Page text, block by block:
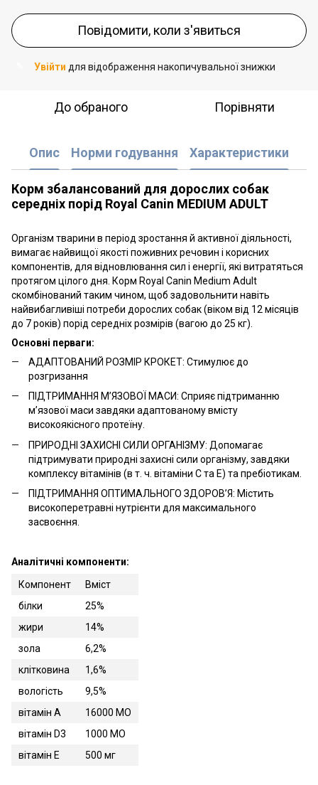
Повідомити, коли з'явиться
Увійти для відображення накопичувальної знижки
До обраного Порівняти
Опис Норми годування Характеристики
Корм збалансований для дорослих собак
середніх порід Royal Canin MEDIUM ADULT
Організм тварини в період зростання й активної діяльності,
вимагає найвищої якості поживних речовин і корисних
компонентів, для відновлювання сил і енергії, які витратяться
протягом цілого дня. Корм Royal Canin Medium Adult
скомбінований таким чином, щоб задовольнити навіть
найвибагливіші потреби дорослих собак (віком від 12 місяців
до 7 років) порід середніх розмірів (вагою до 25 кг).
Основні перваги:
АДАПТОВАНИЙ РОЗМІР КРОКЕТ: Cтимулює до
розгризання
ПІДТРИМАННЯ М’ЯЗОВОЇ МАСИ: Сприяє підтриманню
м’язової маси завдяки адаптованому вмісту
високоякісного протеїну.
ПРИРОДНІ ЗАХИСНІ СИЛИ ОРГАНІЗМУ: Допомагає
підтримувати природні захисні сили організму, завдяки
комплексу вітамінів (в т. ч. вітаміни С та Е) та пребіотикам.
ПІДТРИМАННЯ ОПТИМАЛЬНОГО ЗДОРОВ’Я: Містить
високоперетравні нутрієнти для максимального
засвоєння.
Аналітичні компоненти:
Компонент
Вміст
білки
25%
жири
14%
зола
6,2%
клітковина
1,6%
вологість
9,5%
вітамін А
16000 МО
вітамін D3
1000 МО
вітамін E
500 мг